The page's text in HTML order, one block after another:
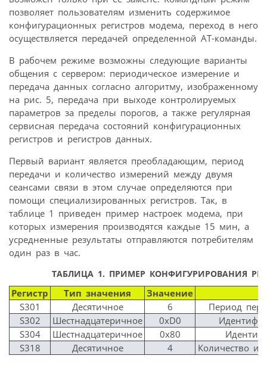
позволяет пользователям изменить содержимое
конфигурационных регистров модема, переход в него
осуществляется передачей определенной AT-команды.
В рабочем режиме возможны следующие варианты
общения с сервером: периодическое измерение и
передача данных согласно алгоритму, изображенному
на рис. 5, передача при выходе контролируемых
параметров за пределы порогов, а также регулярная
сервисная передача состояний конфигурационных
регистров и регистров данных.
Первый вариант является преобладающим, период
передачи и количество измерений между двумя
сеансами связи в этом случае определяются при
помощи специализированных регистров. Так, в
таблице 1 приведен пример настроек модема, при
которых измерения производятся каждые 15 мин, а
усредненные результаты отправляются потребителям
один раз в час.
ТАБЛИЦА 1. ПРИМЕР КОНФИГУРИРОВАНИЯ
Регистр Тип значения
Значение
S301
Десятичное 6
Период
S302
Шестнадцатеричное 0xD0
S304
Шестнадцатеричное 0x80
S318
Десятичное 4 Количество